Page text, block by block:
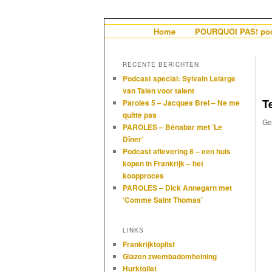
Hollandais en
De gezelligste website voor
Spring naar de primaire
Spring naar de secundaire
Home POURQUOI PAS!
RECENTE BERICHTEN
Podcast special: Sylvain Lelarge
van Talen voor talent
Paroles 5 – Jacques Brel – Ne me
quitte pas
PAROLES – Bénabar met ‘Le
Dîner’
Podcast aflevering 8 – een huis
kopen in Frankrijk – het
koopproces
PAROLES – Dick Annegarn met
‘Comme Saint Thomas’
LINKS
Frankrijktoplist
Glazen zwembadomheining
Hurktoilet